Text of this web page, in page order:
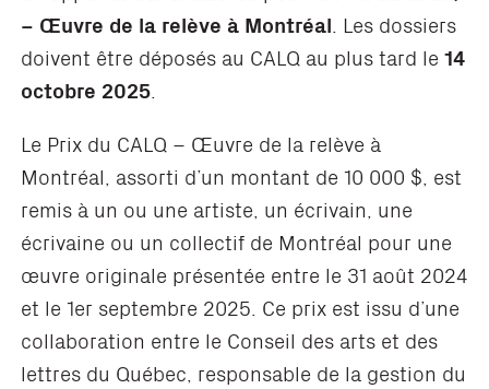
– Œuvre de la relève à Montréal. Les dossiers
doivent être déposés au CALQ au plus tard le 14
octobre 2025.
Le Prix du CALQ – Œuvre de la relève à
Montréal, assorti d’un montant de 10 000 $, est
remis à un ou une artiste, un écrivain, une
écrivaine ou un collectif de Montréal pour une
œuvre originale présentée entre le 31 août 2024
et le 1er septembre 2025. Ce prix est issu d’une
collaboration entre le Conseil des arts et des
lettres du Québec, responsable de la gestion du